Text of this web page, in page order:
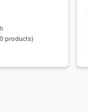
products)